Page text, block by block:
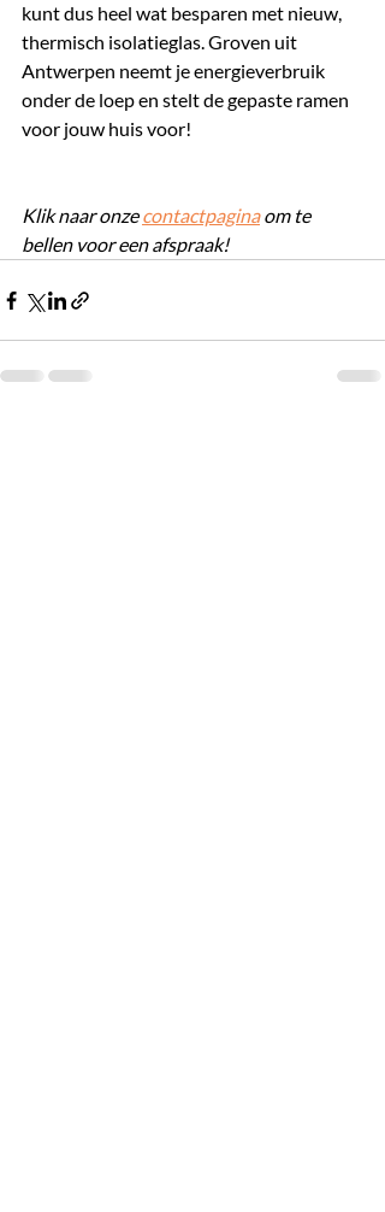
kunt dus heel wat besparen met nieuw,
thermisch isolatieglas. Groven uit
Antwerpen neemt je energieverbruik
onder de loep en stelt de gepaste ramen
voor jouw huis voor!
Klik naar onze contactpagina om te
bellen voor een afspraak!